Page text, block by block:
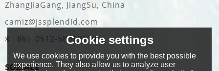
ZhangJiaGang, JiangSu, China
camiz@jssplendid.com
86）0512-58919509
SOZIALE
Cookie settings
We use cookies to provide you with the best possible
experience. They also allow us to analyze user